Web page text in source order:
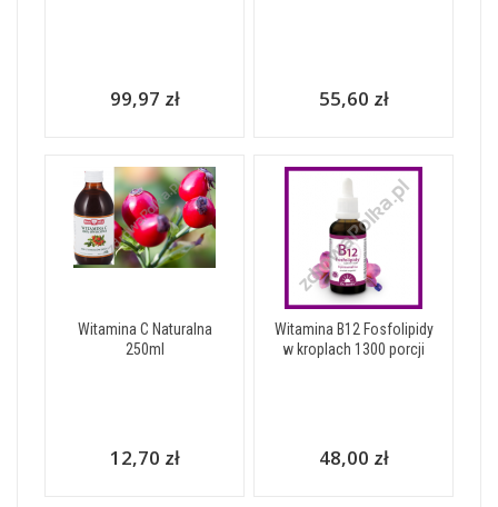
99,97 zł 55,60 zł
Witamina C Naturalna
250ml
12,70 zł
Witamina B12 Fosfolipidy
w kroplach 1300 porcji
48,00 zł